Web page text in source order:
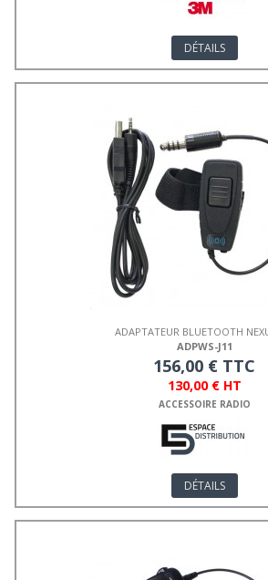
DÉTAILS
ADAPTATEUR BLUETOOTH
ADPWS-J11
156,00 € TTC
130,00 € HT
ACCESSOIRE RADIO
DÉTAILS